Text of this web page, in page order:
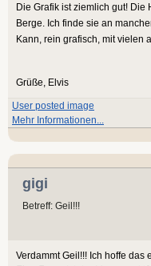
Die Grafik ist ziemlich gut! Die
Berge. Ich finde sie an
Kann, rein grafisch, mit vielen
Grüße, Elvis
User posted image
Mehr Informationen...
gigi
Betreff: Geil!!!
Verdammt Geil!!! Ich hoffe das